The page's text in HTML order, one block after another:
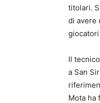
titolari.
di avere
Il
a San
Mota ha